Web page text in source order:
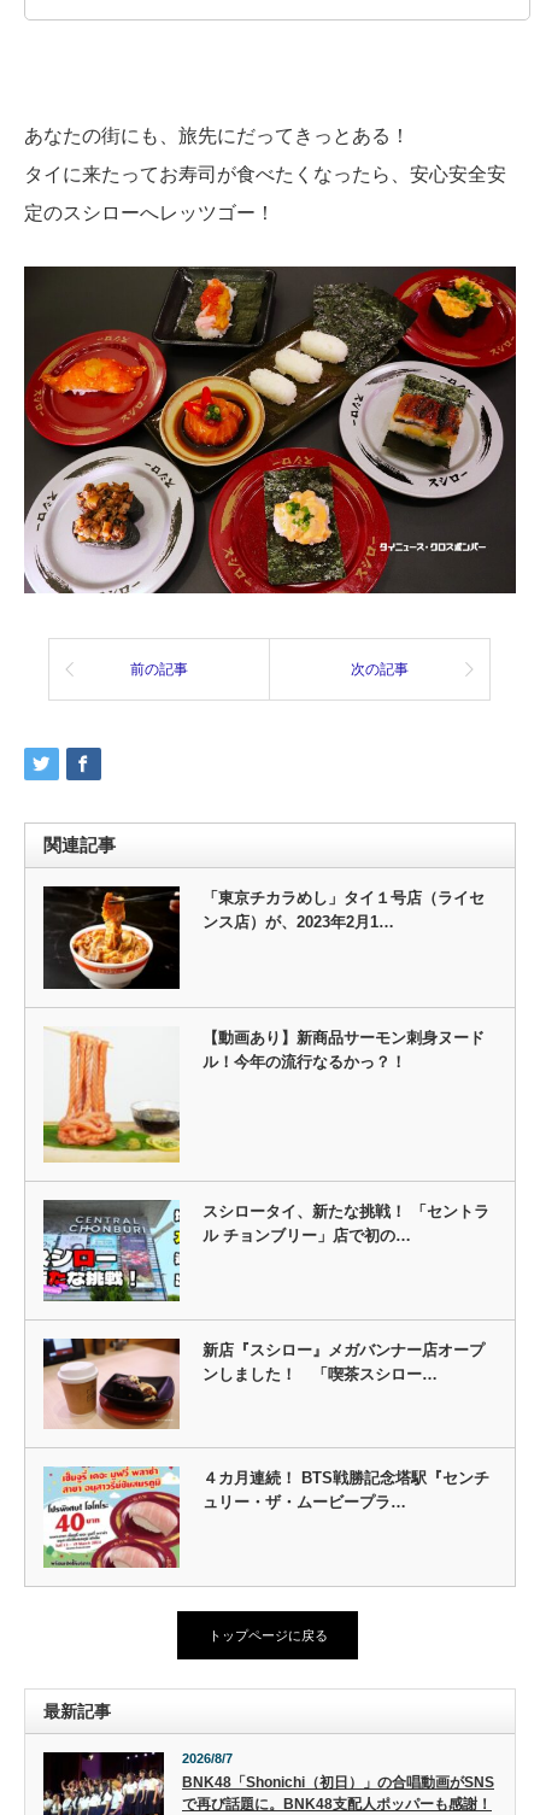
あなたの街にも、旅先にだってきっとある！
タイに来たってお寿司が食べたくなったら、安心安全安
定のスシローへレッツゴー！
前の記事 次の記事
関連記事
「東京チカラめし」タイ１号店（ライセ
ンス店）が、2023年2月1…
【動画あり】新商品サーモン刺身ヌード
ル！今年の流行なるかっ？！
スシロータイ、新たな挑戦！ 「セントラ
ル チョンブリー」店で初の…
新店『スシロー』メガバンナー店オープ
ンしました！ 「喫茶スシロー…
４カ月連続！ BTS戦勝記念塔駅『センチ
ュリー・ザ・ムービープラ…
トップページに戻る
最新記事
2026/8/7
BNK48「Shonichi（初日）」の合唱動画がSNS
で再び話題に。BNK48支配人ポッパーも感謝！